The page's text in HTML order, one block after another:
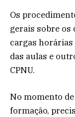
Os
gerais sobre os
cargas
das aulas e
CPNU.
No momento
formação,